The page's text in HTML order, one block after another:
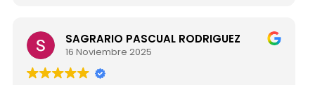
SAGRARIO PASCUAL RODRIGUEZ
16 Noviembre 2025